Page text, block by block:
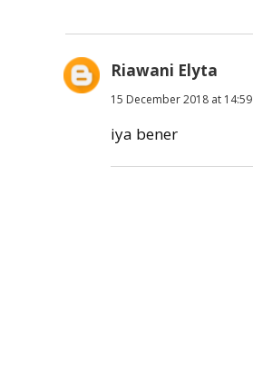
Riawani Elyta
15 December 2018 at 14:59
iya bener